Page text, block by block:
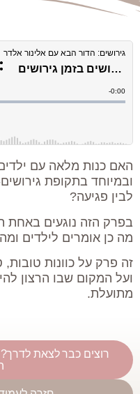
האם כנות מלאה עם
ובמיוחד בתקופת
לבין פגיעה?
בפרק הזה נוגעים באחת
מה כן אומרים לילדים
זה פרק על כוונות טובות,
ועל המקום שבו הרצון
מתועלת.
רוצים כבר לצאת